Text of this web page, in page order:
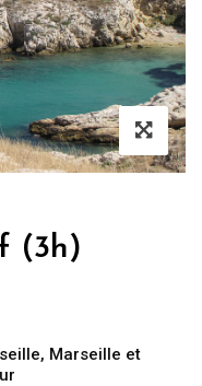
(3h)
, Marseille et